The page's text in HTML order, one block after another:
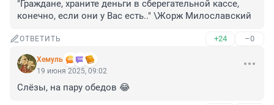
"Граждане, храните деньги в сберегательной кассе,
конечно, если они у Вас есть.." \Жорж Милославский
ОТВЕТИТЬ +24 –0
Xемуль
19 июня 2025, 09:02
Слёзы, на пару обедов 😂